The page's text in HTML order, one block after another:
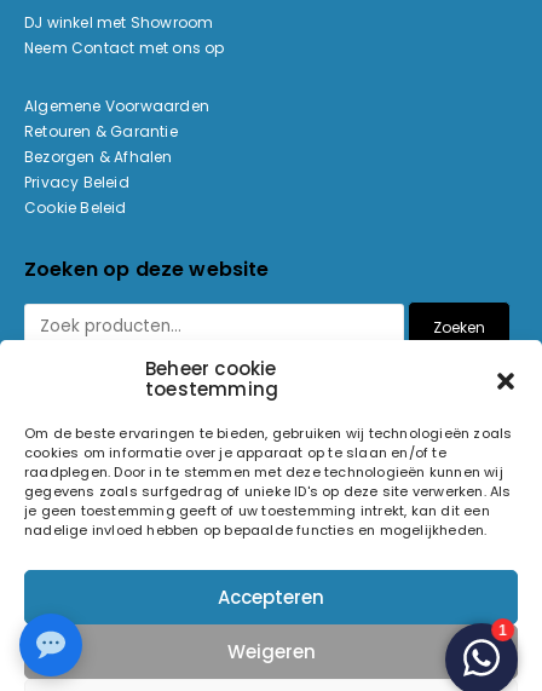
Beheer cookie
toestemming
Om de beste ervaringen te bieden, gebruiken wij technologieën zoals
cookies om informatie over je apparaat op te slaan en/of te
raadplegen. Door in te stemmen met deze technologieën kunnen wij
gegevens zoals surfgedrag of unieke ID's op deze site verwerken. Als
je geen toestemming geeft of uw toestemming intrekt, kan dit een
nadelige invloed hebben op bepaalde functies en mogelijkheden.
Accepteren
Weigeren
DJ winkel met Showroom
Neem Contact met ons op
Algemene Voorwaarden
Retouren & Garantie
Bezorgen & Afhalen
Privacy Beleid
Cookie Beleid
Zoeken op deze website
Zoeken
© 2026 Light and Sound Factory. Alle rechten voorbehouden.
Volg ons op